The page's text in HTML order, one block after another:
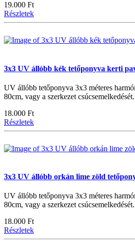
19.000 Ft
Részletek
3x3 UV állóbb kék tetőponyva kerti
UV állóbb tetőponyva 3x3 méteres
80cm, vagy a szerkezet
18.000 Ft
Részletek
3x3 UV állóbb orkán lime zöld
UV állóbb tetőponyva 3x3 méteres
80cm, vagy a szerkezet
18.000 Ft
Részletek